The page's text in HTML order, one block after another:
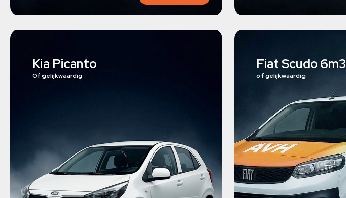
Kia Picanto
Of gelijkwaardig
Fiat Scudo 6m3
of gelijkwaardig